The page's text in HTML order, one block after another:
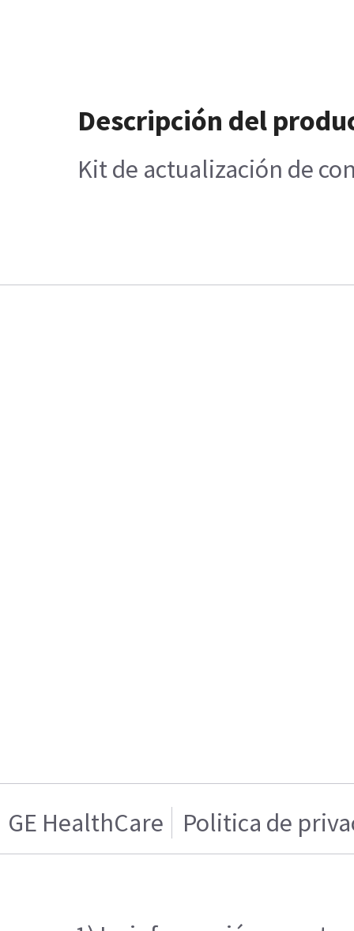
Descripción del
Kit de actualización de
GE HealthCare Politica de